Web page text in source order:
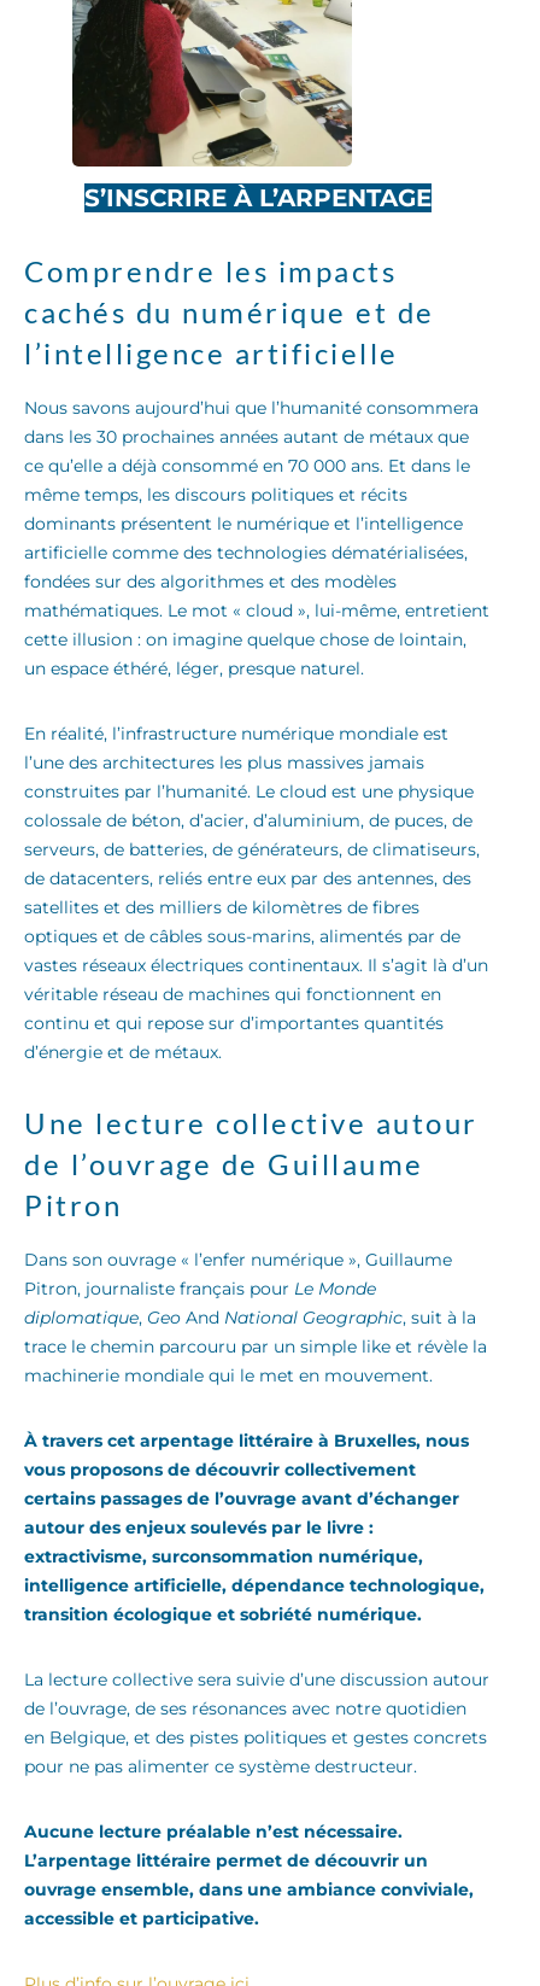
S’INSCRIRE À L’ARPENTAGE
Comprendre les impacts
cachés du numérique et de
l’intelligence artificielle
Nous savons aujourd’hui que l’humanité consommera
dans les 30 prochaines années autant de métaux que
ce qu’elle a déjà consommé en 70 000 ans. Et dans le
même temps, les discours politiques et récits
dominants présentent le numérique et l’intelligence
artificielle comme des technologies dématérialisées,
fondées sur des algorithmes et des modèles
mathématiques. Le mot « cloud », lui-même, entretient
cette illusion : on imagine quelque chose de lointain,
un espace éthéré, léger, presque naturel.
En réalité, l’infrastructure numérique mondiale est
l’une des architectures les plus massives jamais
construites par l’humanité. Le cloud est une physique
colossale de béton, d’acier, d’aluminium, de puces, de
serveurs, de batteries, de générateurs, de climatiseurs,
de datacenters, reliés entre eux par des antennes, des
satellites et des milliers de kilomètres de fibres
optiques et de câbles sous-marins, alimentés par de
vastes réseaux électriques continentaux. Il s’agit là d’un
véritable réseau de machines qui fonctionnent en
continu et qui repose sur d’importantes quantités
d’énergie et de métaux.
Une lecture collective autour
de l’ouvrage de Guillaume
Pitron
Dans son ouvrage « l’enfer numérique », Guillaume
Pitron, journaliste français pour Le Monde
diplomatique, Geo And National Geographic, suit à la
trace le chemin parcouru par un simple like et révèle la
machinerie mondiale qui le met en mouvement.
À travers cet arpentage littéraire à Bruxelles, nous
vous proposons de découvrir collectivement
certains passages de l’ouvrage avant d’échanger
autour des enjeux soulevés par le livre :
extractivisme, surconsommation numérique,
intelligence artificielle, dépendance technologique,
transition écologique et sobriété numérique.
La lecture collective sera suivie d’une discussion autour
de l’ouvrage, de ses résonances avec notre quotidien
en Belgique, et des pistes politiques et gestes concrets
pour ne pas alimenter ce système destructeur.
Aucune lecture préalable n’est nécessaire.
L’arpentage littéraire permet de découvrir un
ouvrage ensemble, dans une ambiance conviviale,
accessible et participative.